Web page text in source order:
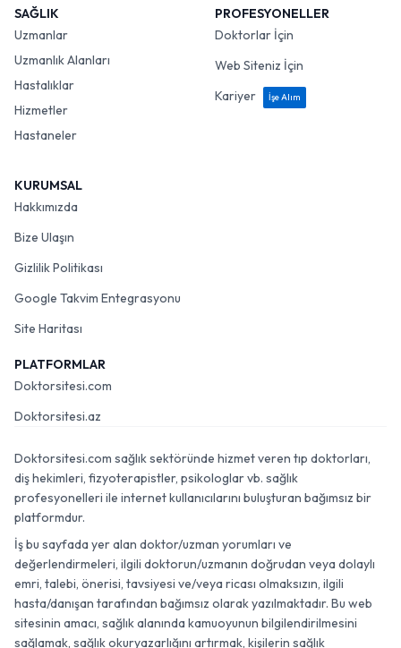
SAĞLIK
Uzmanlar
Uzmanlık Alanları
Hastalıklar
Hizmetler
Hastaneler
PROFESYONELLER
Doktorlar İçin
Web Siteniz İçin
Kariyer
İşe Alım
KURUMSAL
Hakkımızda
Bize Ulaşın
Gizlilik Politikası
Google Takvim Entegrasyonu
Site Haritası
PLATFORMLAR
Doktorsitesi.com
Doktorsitesi.az
Doktorsitesi.com sağlık sektöründe hizmet veren tıp doktorları,
diş hekimleri, fizyoterapistler, psikologlar vb. sağlık
profesyonelleri ile internet kullanıcılarını buluşturan bağımsız bir
platformdur.
İş bu sayfada yer alan doktor/uzman yorumları ve
değerlendirmeleri, ilgili doktorun/uzmanın doğrudan veya dolaylı
emri, talebi, önerisi, tavsiyesi ve/veya ricası olmaksızın, ilgili
hasta/danışan tarafından bağımsız olarak yazılmaktadır. Bu web
sitesinin amacı, sağlık alanında kamuoyunun bilgilendirilmesini
sağlamak, sağlık okuryazarlığını artırmak, kişilerin sağlık